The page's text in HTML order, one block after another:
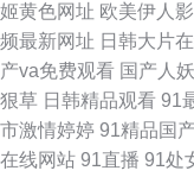
波多野洁衣 东方AV免费
精品久色视频网 1024在
精品无 91超碰在线人人
姬黄色网址 欧美伊人
频最新网址 日韩大片
产va免费观看 国产人
狠草 日韩精品观看 91
市激情婷婷 91精品国
在线网站 91直播 91处